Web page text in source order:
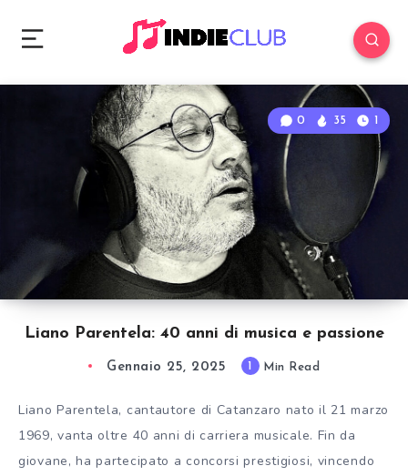
Liano Parentela: 40 anni di musica e passione
0 35 1
Gennaio 25, 2025 Min Read
Liano Parentela, cantautore di Catanzaro nato il 21 marzo
1969, vanta oltre 40 anni di carriera musicale. Fin da
giovane, ha partecipato a concorsi prestigiosi, vincendo